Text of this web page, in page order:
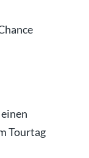
Tourtag